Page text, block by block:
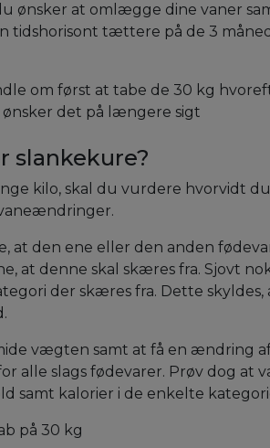
ønsker at omlægge dine vaner
tidshorisont tættere på de 3
om først at tabe de 30 kg
det på længere sigt
slankekure?
kilo, skal du vurdere hvorvidt
at den ene eller den anden
at denne skal skæres fra. Sjovt
der skæres fra. Dette skyldes,
vægten samt at få en ændring
alle slags fødevarer. Prøv dog at
samt kalorier i de enkelte
på 30 kg